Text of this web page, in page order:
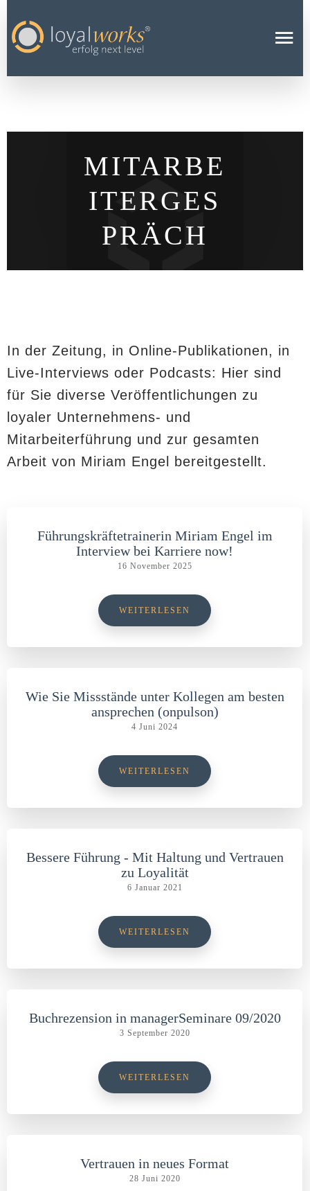
MITARBE
ITERGES
PRÄCH
In der Zeitung, in Online-Publikationen, in
Live-Interviews oder Podcasts: Hier sind
für Sie diverse Veröffentlichungen zu
loyaler Unternehmens- und
Mitarbeiterführung und zur gesamten
Arbeit von Miriam Engel bereitgestellt.
Führungskräftetrainerin Miriam Engel im
Interview bei Karriere now!
16 November 2025
WEITERLESEN
Wie Sie Missstände unter Kollegen am besten
ansprechen (onpulson)
4 Juni 2024
WEITERLESEN
Bessere Führung - Mit Haltung und Vertrauen
zu Loyalität
6 Januar 2021
WEITERLESEN
Buchrezension in managerSeminare 09/2020
3 September 2020
WEITERLESEN
Vertrauen in neues Format
28 Juni 2020